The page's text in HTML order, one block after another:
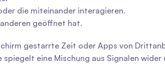
die miteinander interagieren.
geöffnet hat.
gestarrte Zeit oder Apps von
eine Mischung aus Signalen